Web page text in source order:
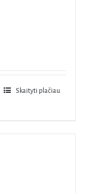
Skaityti plačiau